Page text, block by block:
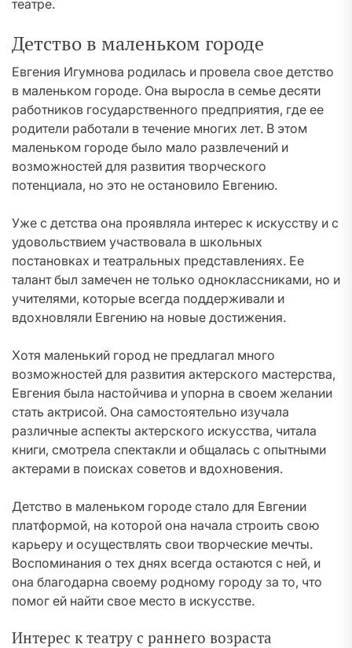
театре.
Детство в маленьком городе
Евгения Игумнова родилась и провела свое детство
в маленьком городе. Она выросла в семье десяти
работников государственного предприятия, где ее
родители работали в течение многих лет. В этом
маленьком городе было мало развлечений и
возможностей для развития творческого
потенциала, но это не остановило Евгению.
Уже с детства она проявляла интерес к искусству и с
удовольствием участвовала в школьных
постановках и театральных представлениях. Ее
талант был замечен не только одноклассниками, но и
учителями, которые всегда поддерживали и
вдохновляли Евгению на новые достижения.
Хотя маленький город не предлагал много
возможностей для развития актерского мастерства,
Евгения была настойчива и упорна в своем желании
стать актрисой. Она самостоятельно изучала
различные аспекты актерского искусства, читала
книги, смотрела спектакли и общалась с опытными
актерами в поисках советов и вдохновения.
Детство в маленьком городе стало для Евгении
платформой, на которой она начала строить свою
карьеру и осуществлять свои творческие мечты.
Воспоминания о тех днях всегда остаются с ней, и
она благодарна своему родному городу за то, что
помог ей найти свое место в искусстве.
Интерес к театру с раннего возраста